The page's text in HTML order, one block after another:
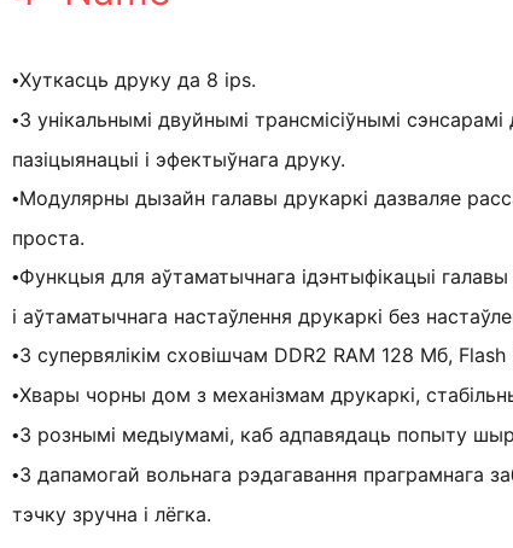
•Хуткасць друку да 8 ips.
•З унікальнымі двуйнымі трансмісіўнымі
пазіцыянацыі і эфектыўнага друку.
•Модулярны дызайн галавы друкаркі дазваляе
проста.
•Функцыя для аўтаматычнага ідэнтыфікацыі
і аўтаматычнага настаўлення друкаркі без
•З супервялікім сховішчам DDR2 RAM 128 Мб,
•Хвары чорны дом з механізмам друкаркі,
•З рознымі медыумамі, каб адпавядаць попыту
•З дапамогай вольнага рэдагавання праграмнага
тэчку зручна і лёгка.